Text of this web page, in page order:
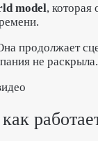
model, которая
продолжает
не